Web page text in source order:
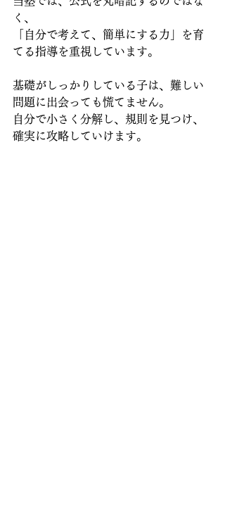
く、
「自分で考えて、簡単にする力」を育
てる指導を重視しています。
基礎がしっかりしている子は、難しい
問題に出会っても慌てません。
自分で小さく分解し、規則を見つけ、
確実に攻略していけます。